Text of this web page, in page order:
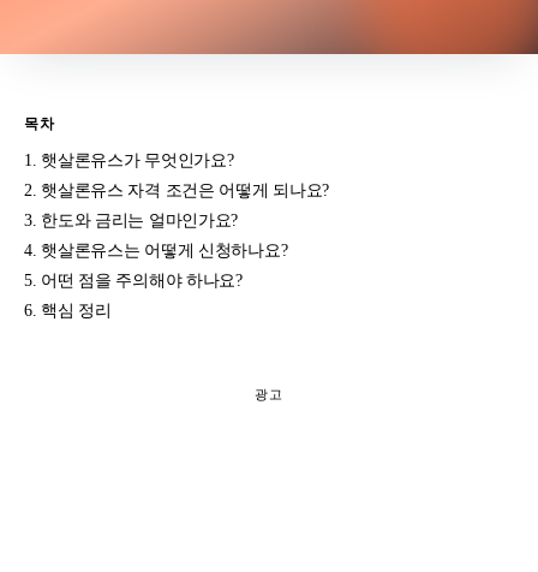
목차
햇살론유스가 무엇인가요?
햇살론유스 자격 조건은 어떻게 되나요?
한도와 금리는 얼마인가요?
햇살론유스는 어떻게 신청하나요?
어떤 점을 주의해야 하나요?
핵심 정리
광고